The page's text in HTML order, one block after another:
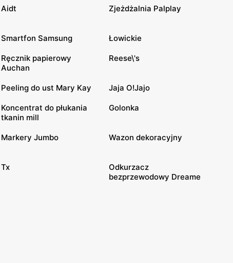
Aidt Zjeżdżalnia Palplay
Smartfon Samsung Łowickie
Ręcznik papierowy
Auchan
Reese\'s
Peeling do ust Mary Kay Jaja O!Jajo
Koncentrat do płukania
tkanin mill
Golonka
Markery Jumbo Wazon dekoracyjny
Tx
Odkurzacz
bezprzewodowy Dreame